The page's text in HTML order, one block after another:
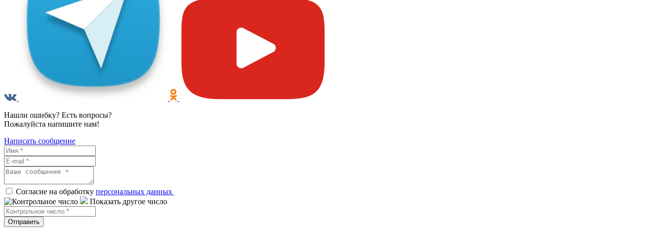
Нашли ошибку? Есть вопросы?
Пожалуйста напишите нам!
Написать сообщение
Согласие на обработку персональных данных
Показать другое число
Отправить